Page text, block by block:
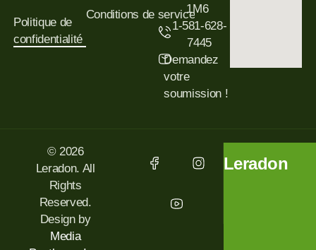
Politique de
confidentialité
Conditions de service1M6
1-581-628-
7445
Demandez
votre
soumission !
Leradon
© 2026
Leradon. All
Rights
Reserved.
Design by
Media